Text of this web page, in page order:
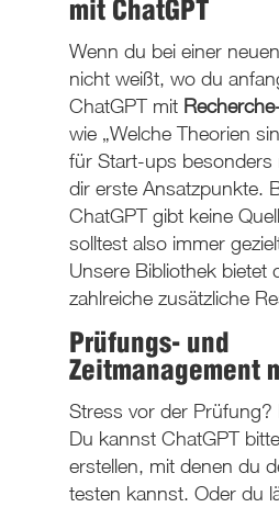
mit ChatGPT
Wenn du bei einer
nicht weißt, wo du
ChatGPT mit
wie „Welche Theorien
für Start-ups besonders
dir erste Ansatzpunkte.
ChatGPT gibt keine
solltest also immer
Unsere Bibliothek bietet
zahlreiche zusätzliche
Prüfungs- und
Zeitmanagement
Stress vor der Prüfung?
Du kannst ChatGPT
erstellen, mit denen du
testen kannst. Oder du